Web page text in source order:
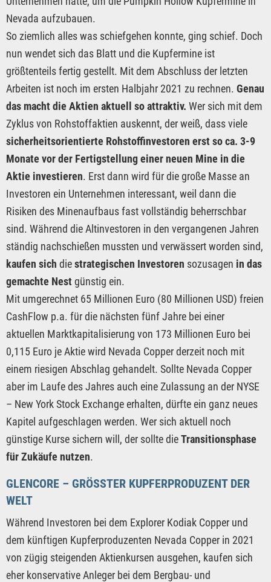
Nevada aufzubauen.
So ziemlich alles was schiefgehen konnte, ging schief. Doch
nun wendet sich das Blatt und die Kupfermine ist
größtenteils fertig gestellt. Mit dem Abschluss der letzten
Arbeiten ist noch im ersten Halbjahr 2021 zu rechnen. Genau
das macht die Aktien aktuell so attraktiv. Wer sich mit dem
Zyklus von Rohstoffaktien auskennt, der weiß, dass viele
sicherheitsorientierte Rohstoffinvestoren erst so ca. 3-9
Monate vor der Fertigstellung einer neuen Mine in die
Aktie investieren. Erst dann wird für die große Masse an
Investoren ein Unternehmen interessant, weil dann die
Risiken des Minenaufbaus fast vollständig beherrschbar
sind. Während die Altinvestoren in den vergangenen Jahren
ständig nachschießen mussten und verwässert worden sind,
kaufen sich diestrategischen Investoren sozusagen in das
gemachte Nestgünstig ein.
Mit umgerechnet 65 Millionen Euro (80 Millionen USD) freien
CashFlow p.a. für die nächsten fünf Jahre bei einer
aktuellen Marktkapitalisierung von 173 Millionen Euro bei
0,115 Euro je Aktie wird Nevada Copper derzeit noch mit
einem riesigen Abschlag gehandelt. Sollte Nevada Copper
aber im Laufe des Jahres auch eine Zulassung an der NYSE
– New York Stock Exchange erhalten, dürfte ein ganz neues
Kapitel aufgeschlagen werden. Wer sich aktuell noch
günstige Kurse sichern will, der sollte dieTransitionsphase
für Zukäufe nutzen.
GLENCORE – GRÖSSTER KUPFERPRODUZENT DER W
ELT
Während Investoren bei dem Explorer Kodiak Copper und
dem künftigen Kupferproduzenten Nevada Copper in 2021
von zügig steigenden Aktienkursen ausgehen, kaufen sich
eher konservative Anleger bei dem Bergbau- und